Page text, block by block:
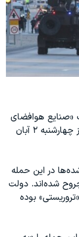
«صنایع هوافضای
ترکیه» (توساش) در نزدیکی آنکارا در روز چهارشنبه ۲ آبان
در این حمله
و ۱۴ نفر نیز مجروح شده‌اند. دولت
بوده